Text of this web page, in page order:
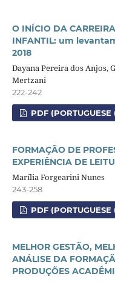
O INÍCIO DA
INFANTIL: um
2018
Dayana Pereira dos Anjos,
Mertzani
222-242
PDF
FORMAÇÃO DE
EXPERIÊNCIA DE
Marília Forgearini Nunes
243-258
PDF
MELHOR GESTÃO,
ANÁLISE DA
PRODUÇÕES